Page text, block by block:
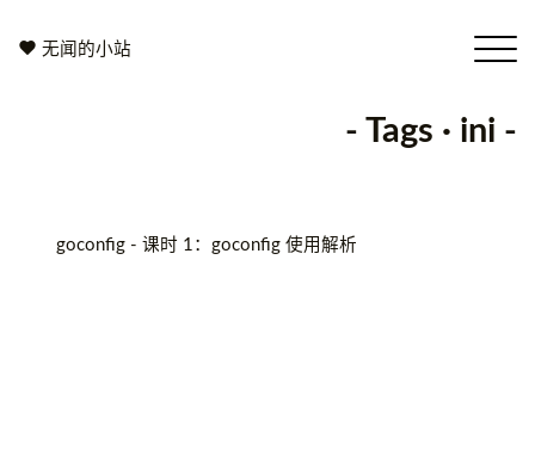
无闻的小站
- Tags · ini -
goconfig - 课时 1：goconfig 使用解析